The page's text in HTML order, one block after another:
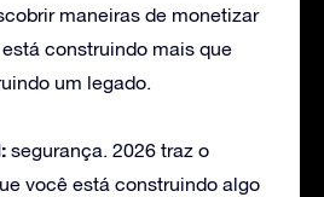
maneiras de monetizar
construindo mais que
um legado.
segurança. 2026 traz o
você está construindo algo